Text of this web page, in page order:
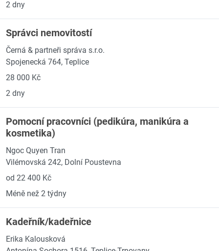
2 dny
Správci nemovitostí
Černá & partneři správa s.r.o.
Spojenecká 764, Teplice
28 000 Kč
2 dny
Pomocní pracovníci (pedikúra, manikúra a
kosmetika)
Ngoc Quyen Tran
Vilémovská 242, Dolní Poustevna
od 22 400 Kč
Méně než 2 týdny
Kadeřník/kadeřnice
Erika Kalousková